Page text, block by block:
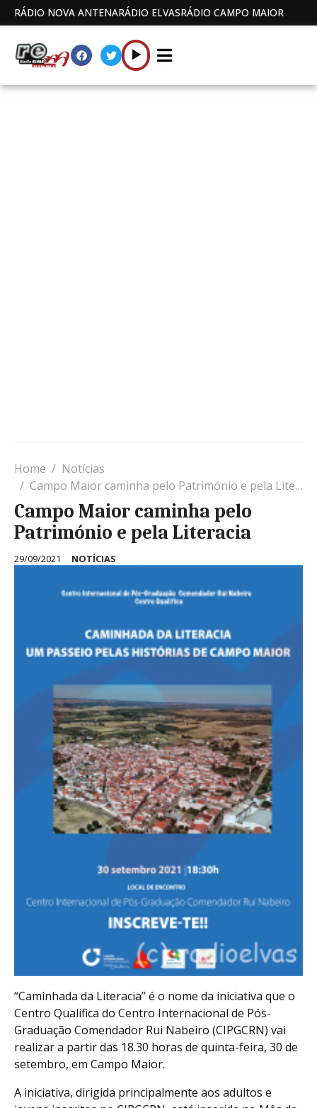
RÁDIO NOVA ANTENARÁDIO ELVASRÁDIO CAMPO MAIOR
Home
Notícias
Campo Maior caminha pelo Património e pela Literacia
Campo Maior caminha pelo
Património e pela Literacia
29/09/2021 NOTÍCIAS
“Caminhada da Literacia” é o nome da iniciativa que o
Centro Qualifica do Centro Internacional de Pós-
Graduação Comendador Rui Nabeiro (CIPGCRN) vai
realizar a partir das 18.30 horas de quinta-feira, 30 de
setembro, em Campo Maior.
A iniciativa, dirigida principalmente aos adultos e